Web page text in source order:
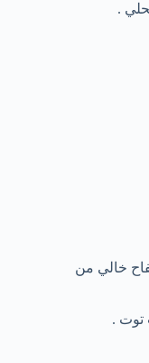
خالي من